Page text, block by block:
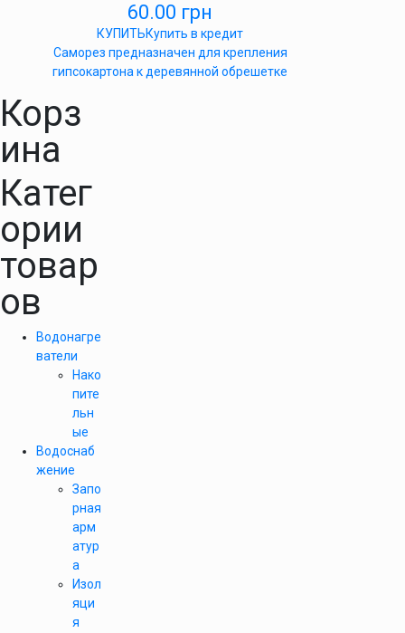
60.00 грн
КУПИТЬКупить в кредит
Саморез предназначен для крепления
гипсокартона к деревянной обрешетке
Корз
ина
Катег
ории
товар
ов
Водонагре
ватели
Нако
пите
льн
ые
Водоснаб
жение
Запо
рная
арм
атур
а
Изол
яци
я